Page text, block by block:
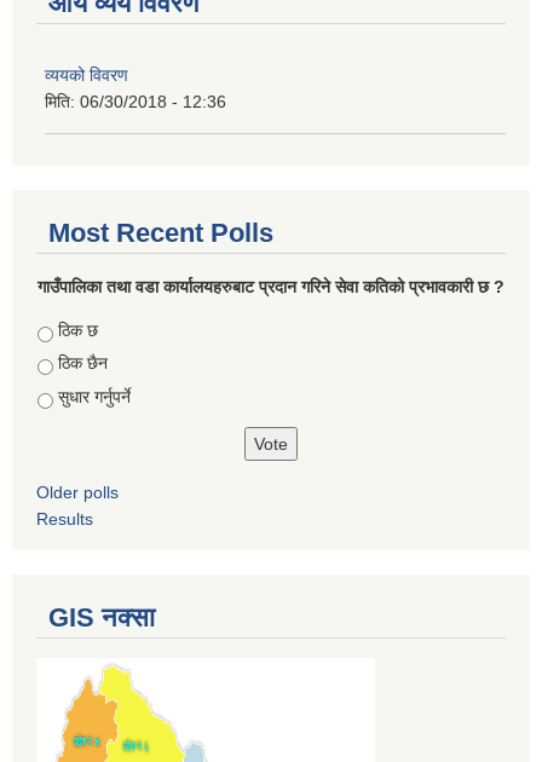
व्ययको विवरण
मिति: 06/30/2018 - 12:36
Most Recent Polls
गाउँपालिका तथा वडा कार्यालयहरुबाट प्रदान गरिने सेवा कतिको प्रभावकारी छ ?
Choices
ठिक छ
ठिक छैन
सुधार गर्नुपर्ने
Older polls
Results
GIS नक्सा